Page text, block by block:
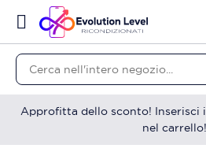
Approfitta dello sconto! Inserisci
nel carrello!